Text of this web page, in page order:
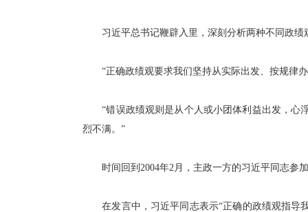
习近平总书记鞭辟入里，深刻分析两种不同政
“正确政绩观要求我们坚持从实际出发、按规律办
“错误政绩观则是从个人或小团体利益出发，心浮
烈不满。”
时间回到2004年2月，主政一方的习近平同志参
在发言中，习近平同志表示“正确的政绩观指导我